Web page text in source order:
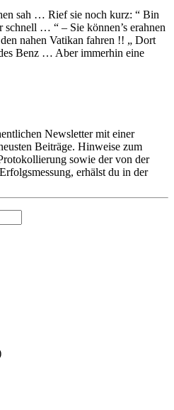
sah … Rief sie noch kurz: “ Bin
schnell … “ – Sie können’s erahnen
nahen Vatikan fahren !! „ Dort
Benz … Aber immerhin eine
Newsletter mit einer
Beiträge. Hinweise zum
sowie der von der
erhälst du in der